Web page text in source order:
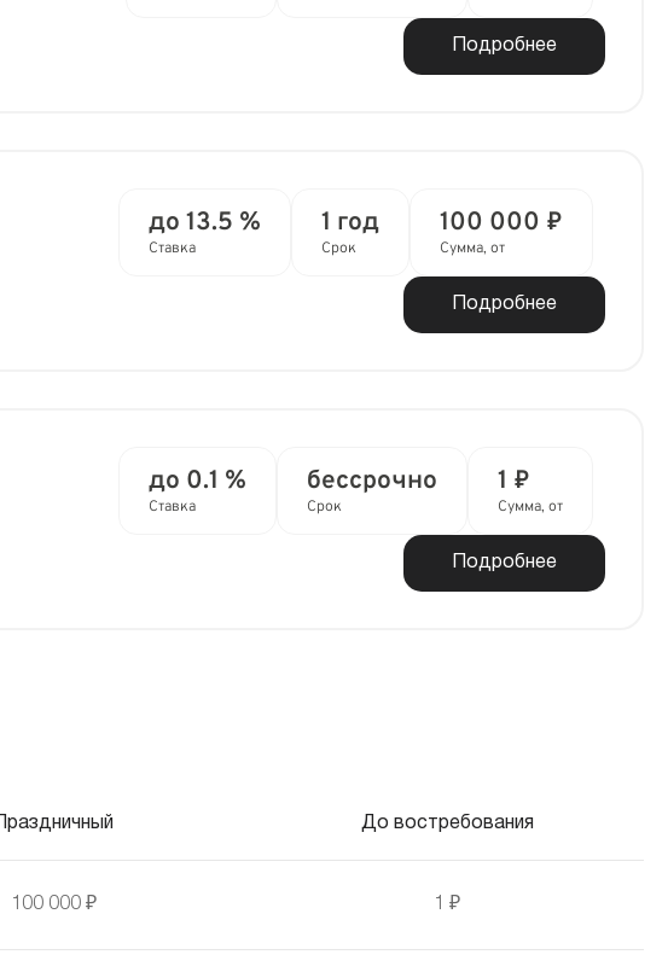
Подробнее
до 13.5 %
Ставка
1 год
Срок
100 000 ₽
Сумма, от
Подробнее
до 0.1 %
Ставка
бессрочно
Срок
1 ₽
Сумма, от
Подробнее
Праздничный До востребования
100 000 ₽ 1 ₽